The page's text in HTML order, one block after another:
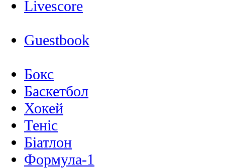
Livescore
Guestbook
Бокс
Баскетбол
Хокей
Теніс
Біатлон
Формула-1